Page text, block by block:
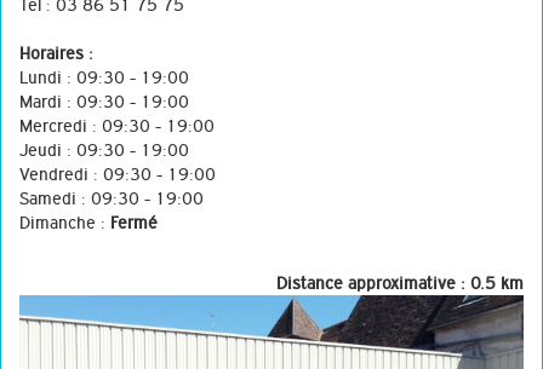
Tel : 03 86 51 75 75
Horaires :
Lundi : 09:30 - 19:00
Mardi : 09:30 - 19:00
Mercredi : 09:30 - 19:00
Jeudi : 09:30 - 19:00
Vendredi : 09:30 - 19:00
Samedi : 09:30 - 19:00
Dimanche : Fermé
Distance approximative : 0.5 km